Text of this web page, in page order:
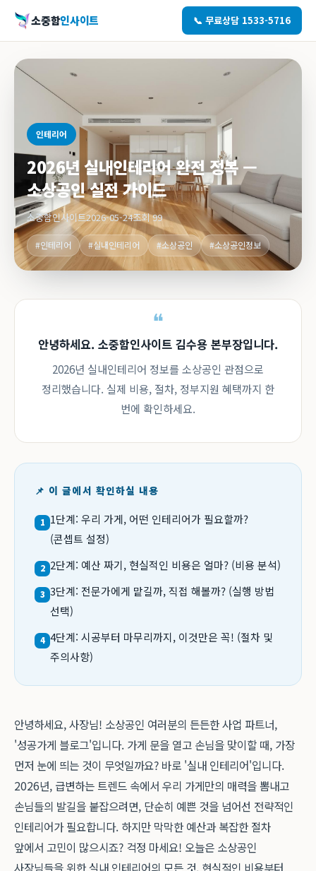
소중함인사이트 📞 무료상담 1533-5716
인테리어
2026년 실내인테리어 완전 정복 —
소상공인 실전 가이드
소중함인사이트2026-05-24조회 99
#인테리어 #실내인테리어 #소상공인 #소상공인정보
안녕하세요. 소중함인사이트 김수용 본부장입니다.
2026년 실내인테리어 정보를 소상공인 관점으로
정리했습니다. 실제 비용, 절차, 정부지원 혜택까지 한
번에 확인하세요.
📌 이 글에서 확인하실 내용
1 1단계: 우리 가게, 어떤 인테리어가 필요할까?
(콘셉트 설정)
2 2단계: 예산 짜기, 현실적인 비용은 얼마? (비용 분석)
3 3단계: 전문가에게 맡길까, 직접 해볼까? (실행 방법
선택)
4 4단계: 시공부터 마무리까지, 이것만은 꼭! (절차 및
주의사항)
안녕하세요, 사장님! 소상공인 여러분의 든든한 사업 파트너,
'성공가게 블로그'입니다. 가게 문을 열고 손님을 맞이할 때, 가장
먼저 눈에 띄는 것이 무엇일까요? 바로 '실내 인테리어'입니다.
2026년, 급변하는 트렌드 속에서 우리 가게만의 매력을 뽐내고
손님들의 발길을 붙잡으려면, 단순히 예쁜 것을 넘어선 전략적인
인테리어가 필요합니다. 하지만 막막한 예산과 복잡한 절차
앞에서 고민이 많으시죠? 걱정 마세요! 오늘은 소상공인